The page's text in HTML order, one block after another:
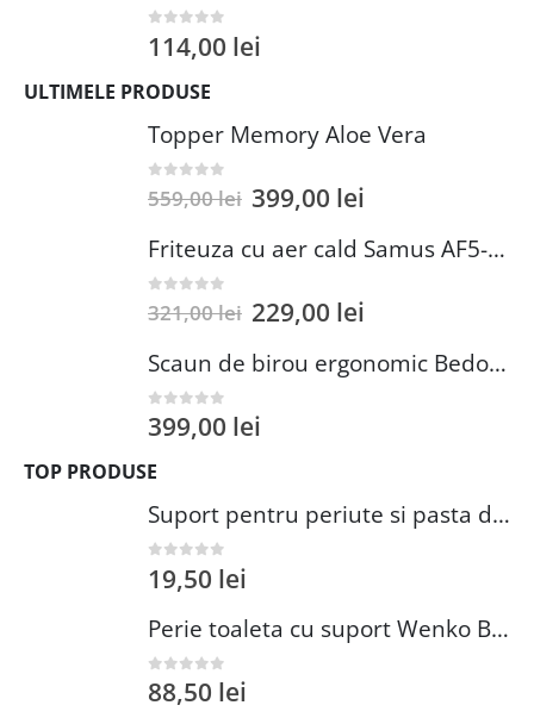
0 out of 5
114,00 lei
ULTIMELE PRODUSE
Topper Memory Aloe Vera
out of 5
559,00lei 399,00 lei
Friteuza cu aer cald Samus AF5-S1400DW
out of 5
321,00lei 229,00 lei
Scaun de birou ergonomic Bedora Lotte, Mesh, Negru/Rosu
0out of 5
399,00 lei
TOP PRODUSE
Suport pentru periute si pasta de dinti Wenko Brasil Petrol 7.3 x 10.3 cm plastic verde inchis
0 out of 5
19,50 lei
Perie toaleta cu suport Wenko Brasil Petrol 10x37 cm plastic verde inchis
0out of 5
88,50 lei